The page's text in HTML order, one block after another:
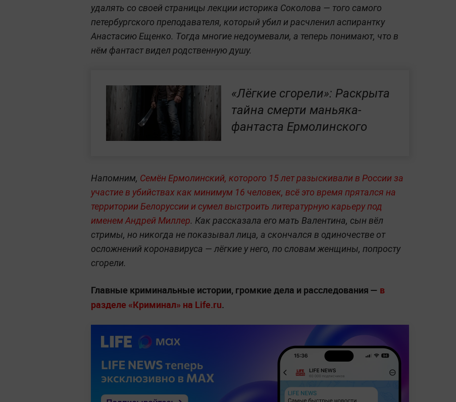
удалять со своей страницы лекции историка Соколова — того самого
петербургского преподавателя, который убил и расчленил аспирантку
Анастасию Ещенко. Тогда многие недоумевали, а теперь понимают, что в
нём фантаст видел родственную душу.
«Лёгкие сгорели»: Раскрыта
тайна смерти маньяка-
фантаста Ермолинского
Напомним, Семён Ермолинский, которого 15 лет разыскивали в России за
участие в убийствах как минимум 16 человек, всё это время прятался на
территории Белоруссии и сумел выстроить литературную карьеру под
именем Андрей Миллер. Как рассказала его мать Валентина, сын вёл
стримы, но никогда не показывал лица, а скончался в одиночестве от
осложнений коронавируса — лёгкие у него, по словам женщины, попросту
сгорели.
Главные криминальные истории, громкие дела и расследования — в
разделе «Криминал» на Life.ru.